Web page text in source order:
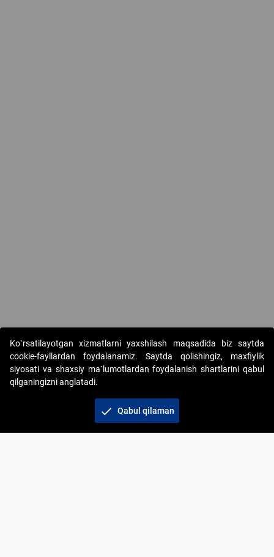
Copyright © 2017-2026. "Elektron onlayn-auksionlarni
tashkil etish" AJ. Barcha huquqlar himoyalangan
Ko`rsatilayotgan xizmatlarni yaxshilash maqsadida biz saytda
cookie-fayllardan foydalanamiz. Saytda qolishingiz, maxfiylik
siyosati va shaxsiy ma`lumotlardan foydalanish shartlarini qabul
qilganingizni anglatadi.
check Qabul qilaman